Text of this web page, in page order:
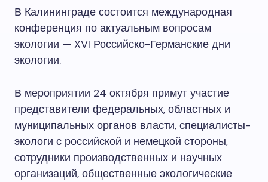
В Калининграде состоится международная
конференция по актуальным вопросам
экологии — XVI Российско-Германские дни
экологии.
В мероприятии 24 октября примут участие
представители федеральных, областных и
муниципальных органов власти, специалисты-
экологи с российской и немецкой стороны,
сотрудники производственных и научных
организаций, общественные экологические